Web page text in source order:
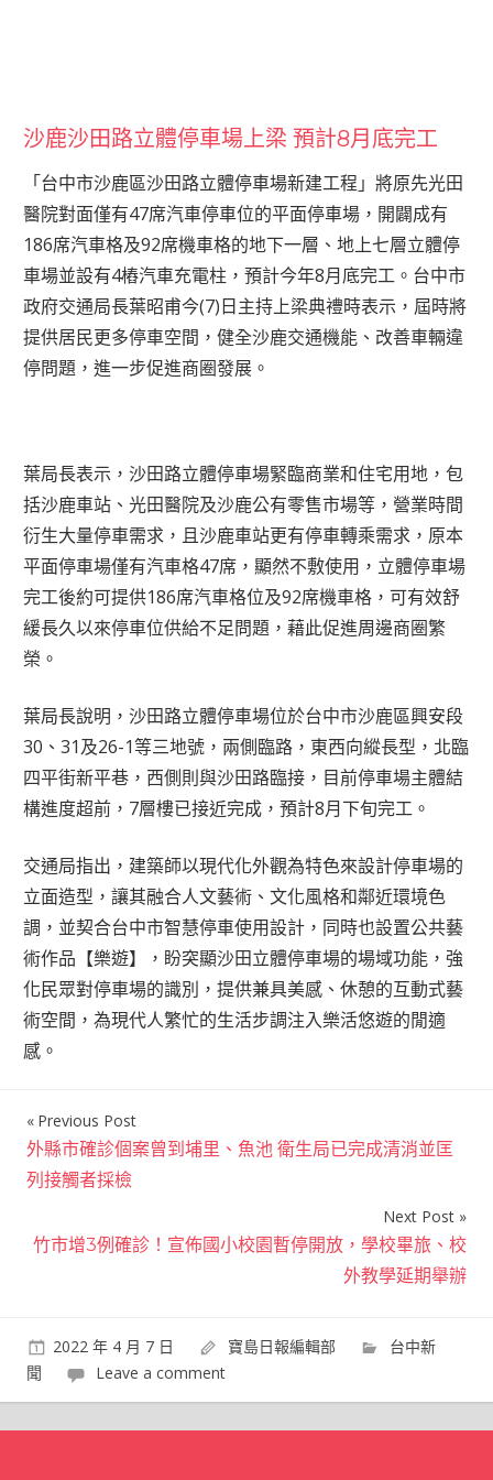
沙鹿沙田路立體停車場上梁 預計8月底完工
「台中市沙鹿區沙田路立體停車場新建工程」將原先光田
醫院對面僅有47席汽車停車位的平面停車場，開闢成有
186席汽車格及92席機車格的地下一層、地上七層立體停
車場並設有4樁汽車充電柱，預計今年8月底完工。台中市
政府交通局長葉昭甫今(7)日主持上梁典禮時表示，屆時將
提供居民更多停車空間，健全沙鹿交通機能、改善車輛違
停問題，進一步促進商圈發展。
葉局長表示，沙田路立體停車場緊臨商業和住宅用地，包
括沙鹿車站、光田醫院及沙鹿公有零售市場等，營業時間
衍生大量停車需求，且沙鹿車站更有停車轉乘需求，原本
平面停車場僅有汽車格47席，顯然不敷使用，立體停車場
完工後約可提供186席汽車格位及92席機車格，可有效舒
緩長久以來停車位供給不足問題，藉此促進周邊商圈繁
榮。
葉局長說明，沙田路立體停車場位於台中市沙鹿區興安段
30、31及26-1等三地號，兩側臨路，東西向縱長型，北臨
四平街新平巷，西側則與沙田路臨接，目前停車場主體結
構進度超前，7層樓已接近完成，預計8月下旬完工。
交通局指出，建築師以現代化外觀為特色來設計停車場的
立面造型，讓其融合人文藝術、文化風格和鄰近環境色
調，並契合台中市智慧停車使用設計，同時也設置公共藝
術作品【樂遊】，盼突顯沙田立體停車場的場域功能，強
化民眾對停車場的識別，提供兼具美感、休憩的互動式藝
術空間，為現代人繁忙的生活步調注入樂活悠遊的閒適
感。
文
章
覽
Previous Post
外縣市確診個案曾到埔里、魚池 衛生局已完成清消並匡
列接觸者採檢
Next Post
竹市增3例確診！宣佈國小校園暫停開放，學校畢旅、校
外教學延期舉辦
2022 年 4 月 7 日 寶島日報編輯部
台中新
聞
Leave a comment